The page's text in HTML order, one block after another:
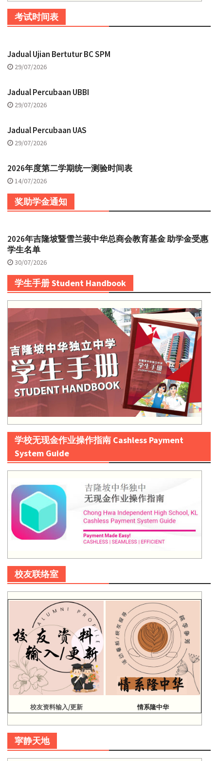
考试时间表
Jadual Ujian Bertutur BC SPM
29/07/2026
Jadual Percubaan UBBI
29/07/2026
Jadual Percubaan UAS
29/07/2026
2026年度第二学期统一测验时间表
14/07/2026
奖助学金通知
2026年吉隆坡暨雪兰莪中华总商会教育基金 助学金受惠
学生名单
30/07/2026
学生手册 Student Handbook
学校无现金作业操作指南 Cashless Payment
System Guide
校友联络室
校友资料输入/更新 情系隆中华
寜静天地